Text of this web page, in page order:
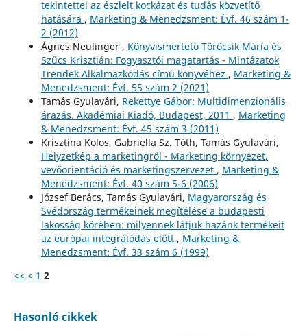
tekintettel az észlelt kockázat és tudás közvetítő
hatására , Marketing & Menedzsment: Évf. 46 szám 1-
2 (2012)
Ágnes Neulinger , Könyvismertető Törőcsik Mária és
Szűcs Krisztián: Fogyasztói magatartás - Mintázatok
Trendek Alkalmazkodás című könyvéhez , Marketing &
Menedzsment: Évf. 55 szám 2 (2021)
Tamás Gyulavári, Rekettye Gábor: Multidimenzionális
árazás. Akadémiai Kiadó, Budapest, 2011 , Marketing
& Menedzsment: Évf. 45 szám 3 (2011)
Krisztina Kolos, Gabriella Sz. Tóth, Tamás Gyulavári,
Helyzetkép a marketingről - Marketing környezet,
vevőorientáció és marketingszervezet , Marketing &
Menedzsment: Évf. 40 szám 5-6 (2006)
József Berács, Tamás Gyulavári, Magyarország és
Svédország termékeinek megítélése a budapesti
lakosság körében: milyennek látjuk hazánk termékeit
az európai integrálódás előtt , Marketing &
Menedzsment: Évf. 33 szám 6 (1999)
<< < 1 2
Hasonló cikkek